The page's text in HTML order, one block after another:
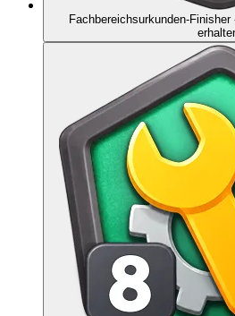
Fachbereichsurkunden-Finisher